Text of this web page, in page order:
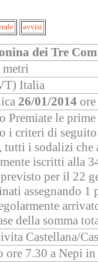
avvisi
dei Tre
metri
Italia
26/01/2014
Premiate le
i criteri di
tutti i sodalizi
iscritti alla
per il 22
assegnando
della somma
Castellana/
ore 7.30 a Nepi